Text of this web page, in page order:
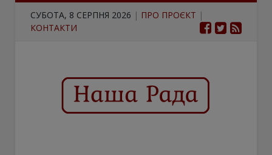
СУБОТА, 8 СЕРПНЯ 2026 | ПРО ПРОЄКТ |
КОНТАКТИ